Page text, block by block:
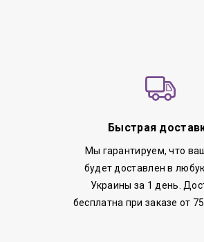
Быстрая
Мы гарантируем, что
будет доставлен в
Украины за 1 день.
бесплатна при заказе от